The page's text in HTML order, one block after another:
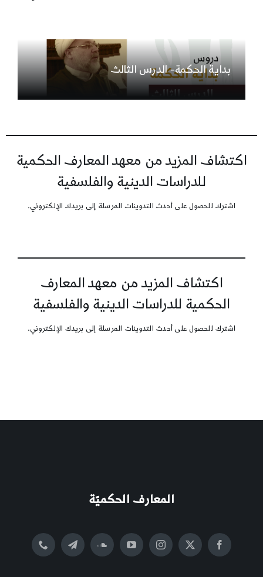
بداية الحكمة- الدرس الثالث
اكتشاف المزيد من معهد المعارف الحكمية
للدراسات الدينية والفلسفية
اشترك للحصول على أحدث التدوينات المرسلة إلى بريدك الإلكتروني.
اكتشاف المزيد من معهد المعارف
الحكمية للدراسات الدينية والفلسفية
اشترك للحصول على أحدث التدوينات المرسلة إلى بريدك الإلكتروني.
المعارف الحكميّة